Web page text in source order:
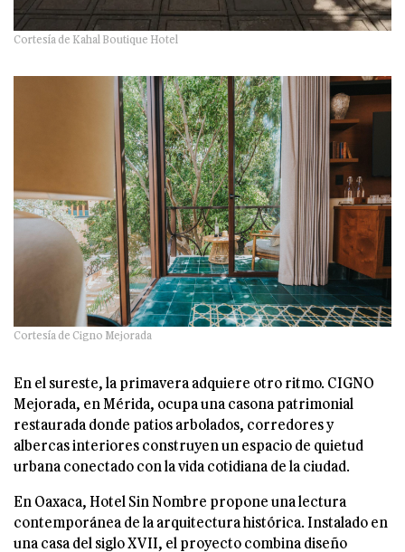
Cortesía de Kahal Boutique Hotel
Cortesía de Cigno Mejorada
En el sureste, la primavera adquiere otro ritmo. CIGNO
Mejorada, en Mérida, ocupa una casona patrimonial
restaurada donde patios arbolados, corredores y
albercas interiores construyen un espacio de quietud
urbana conectado con la vida cotidiana de la ciudad.
En Oaxaca, Hotel Sin Nombre propone una lectura
contemporánea de la arquitectura histórica. Instalado en
una casa del siglo XVII, el proyecto combina diseño